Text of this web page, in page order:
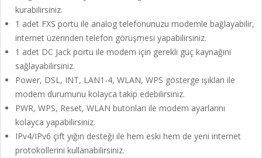
kurabilirsiniz.
1 adet FXS portu ile analog telefonunuzu modemle bağlayabilir,
internet üzerinden telefon görüşmesi yapabilirsiniz.
1 adet DC Jack portu ile modem için gerekli güç kaynağını
sağlayabilirsiniz.
Power, DSL, INT, LAN1-4, WLAN, WPS gösterge ışıkları ile
modem durumunu kolayca takip edebilirsiniz.
PWR, WPS, Reset, WLAN butonları ile modem ayarlarını
kolayca yapabilirsiniz.
IPv4/IPv6 çift yığın desteği ile hem eski hem de yeni internet
protokollerini kullanabilirsiniz.